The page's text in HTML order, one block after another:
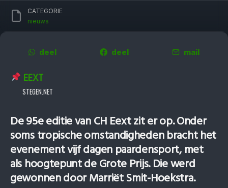
CATEGORIE
nieuws
deel deel mail
EEXT
STEGEN.NET
De 95e editie van CH Eext zit er op. Onder
soms tropische omstandigheden bracht het
evenement vijf dagen paardensport, met
als hoogtepunt de Grote Prijs. Die werd
gewonnen door Marriët Smit-Hoekstra.